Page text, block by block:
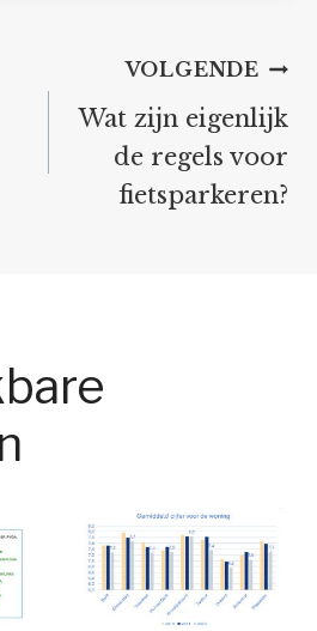
VOLGENDE
Wat zijn eigenlijk
de regels voor
fietsparkeren?